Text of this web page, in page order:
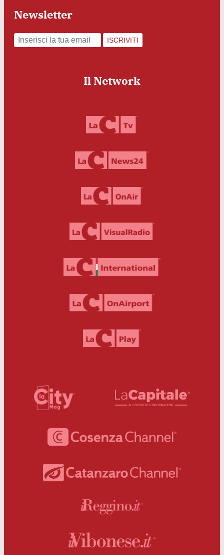
Newsletter
ISCRIVITI
Il Network